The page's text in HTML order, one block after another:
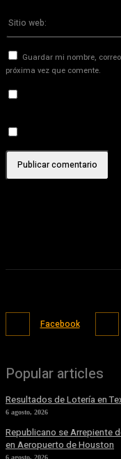
Guardar mi nombre,
próxima vez que comente.
Facebook
Popular articles
Resultados de Lotería en
6 agosto, 2026
Republicano se Arrepiente
en Aeropuerto de Houston